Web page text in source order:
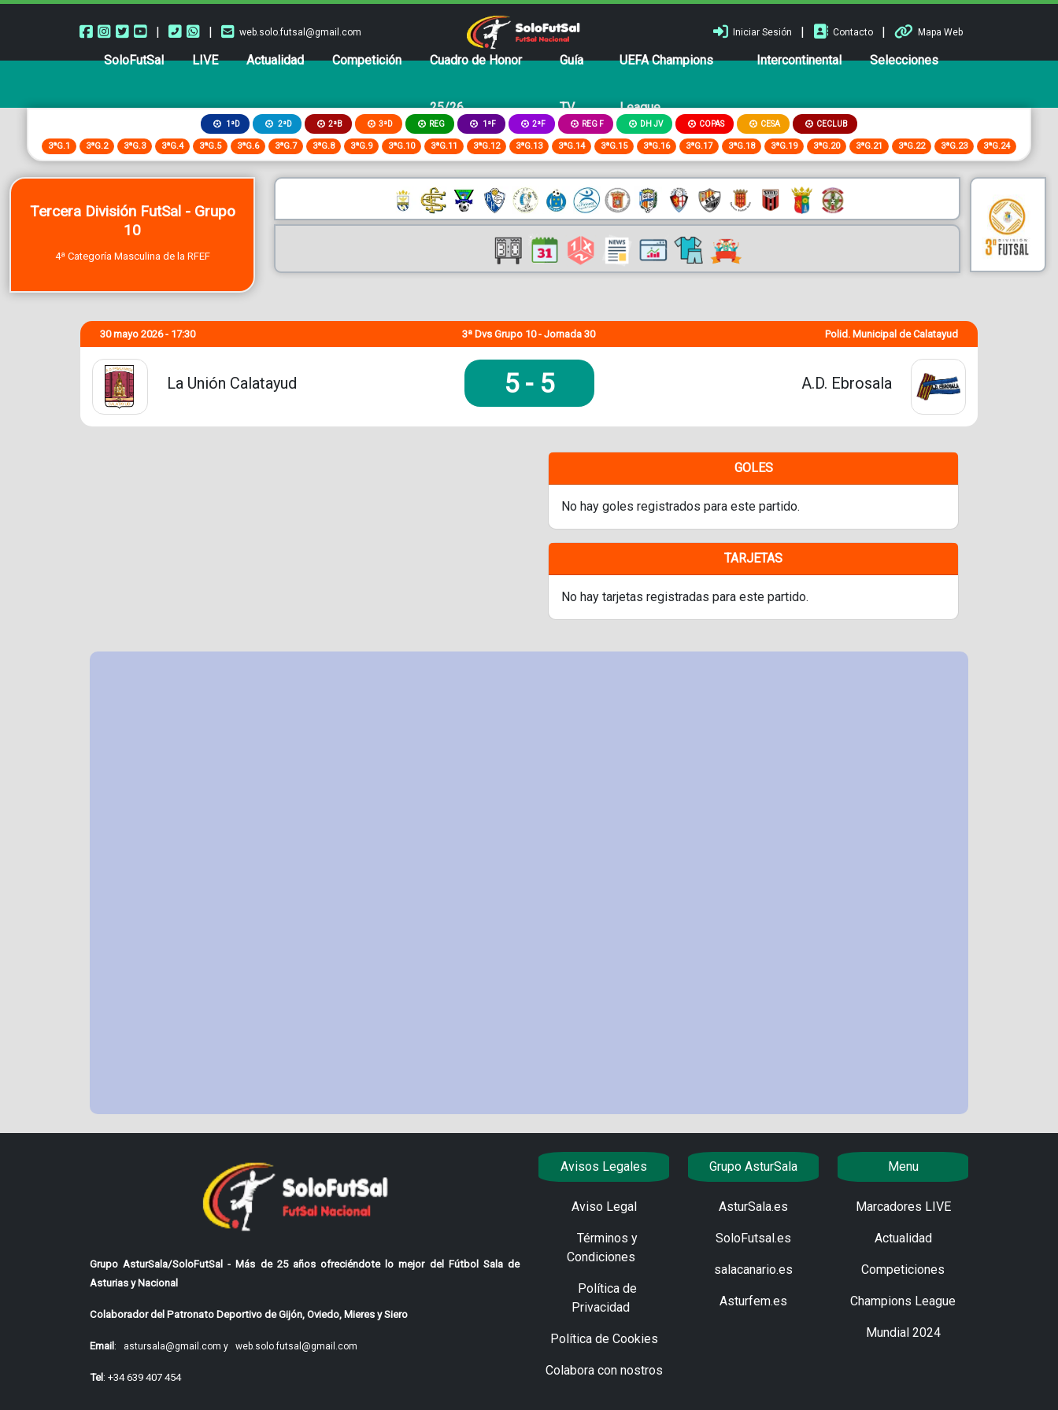
| | web.solo.futsal@gmail.com Iniciar Sesión | Contacto | Mapa Web
SoloFutSal LIVE Actualidad Competición Cuadro de Honor
25/26
Guía
TV
UEFA Champions
League
Intercontinental Selecciones
1ªD 2ªD 2ªB 3ªD REG 1ªF 2ªF REG F DH JV COPAS CESA CECLUB
3ªG.1 3ªG.2 3ªG.3 3ªG.4 3ªG.5 3ªG.6 3ªG.7 3ªG.8 3ªG.9 3ªG.10 3ªG.11 3ªG.12 3ªG.13 3ªG.14 3ªG.15 3ªG.16 3ªG.17 3ªG.18 3ªG.19 3ªG.20 3ªG.21 3ªG.22 3ªG.23 3ªG.24
Tercera División FutSal - Grupo
10
4ª Categoría Masculina de la RFEF
30 mayo 2026 - 17:30 3ª Dvs Grupo 10 - Jornada 30 Polid. Municipal de Calatayud
La Unión Calatayud 5- 5 A.D. Ebrosala
GOLES
No hay goles registrados para este partido.
TARJETAS
No hay tarjetas registradas para este partido.
Grupo AsturSala/SoloFutSal - Más de 25 años ofreciéndote lo mejor del Fútbol Sala de
Asturias y Nacional
Colaborador del Patronato Deportivo de Gijón, Oviedo, Mieres y Siero
Email: astursala@gmail.com y web.solo.futsal@gmail.com
Tel: +34 639 407 454
Avisos Legales
Aviso Legal
Términos y
Condiciones
Política de
Privacidad
Política de Cookies
Colabora con nostros
Grupo AsturSala
AsturSala.es
SoloFutsal.es
salacanario.es
Asturfem.es
Menu
Marcadores LIVE
Actualidad
Competiciones
Champions League
Mundial 2024